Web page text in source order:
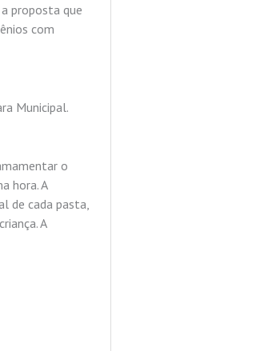
proposta que
com
Municipal.
o
hora. A
de cada pasta,
A